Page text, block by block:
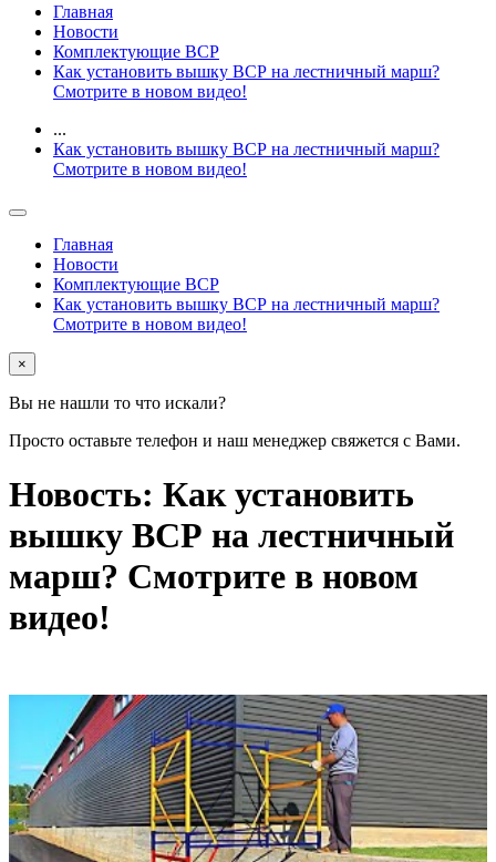
Главная
Новости
Комплектующие ВСР
Как установить вышку ВСР на лестничный марш?
Смотрите в новом видео!
...
Как установить вышку ВСР на лестничный марш?
Смотрите в новом видео!
Главная
Новости
Комплектующие ВСР
Как установить вышку ВСР на лестничный марш?
Смотрите в новом видео!
×
Вы не нашли то что искали?
Просто оставьте телефон и наш менеджер свяжется с Вами.
Новость: Как установить
вышку ВСР на лестничный
марш? Смотрите в новом
видео!